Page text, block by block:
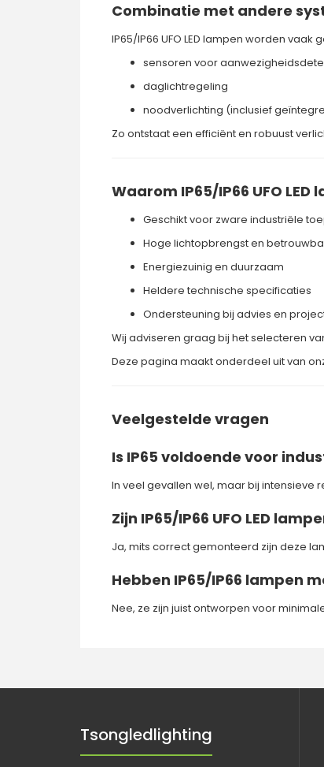
Combinatie met andere
IP65/IP66 UFO LED lampen worden vaak
sensoren voor
daglichtregeling
noodverlichting (inclusief
Zo ontstaat een efficiënt en robuust
Waarom IP65/IP66 UFO
Geschikt voor zware industriële
Hoge lichtopbrengst en
Energiezuinig en duurzaam
Heldere technische specificaties
Ondersteuning bij advies en
Wij adviseren graag bij het selecteren
Deze pagina maakt onderdeel uit van
Veelgestelde vragen
Is IP65 voldoende voor
In veel gevallen wel, maar bij intensieve
Zijn IP65/IP66 UFO LED
Ja, mits correct gemonteerd zijn deze
Hebben IP65/IP66 lampen
Nee, ze zijn juist ontworpen voor
Tsongledlighting